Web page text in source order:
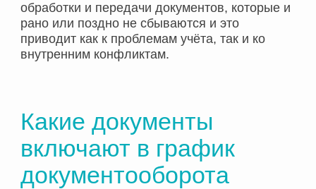
обработки и передачи документов, которые и
рано или поздно не сбываются и это
приводит как к проблемам учёта, так и ко
внутренним конфликтам.
Какие документы
включают в график
документооборота